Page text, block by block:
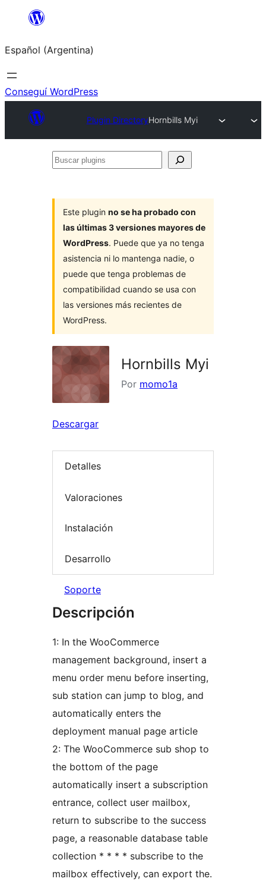
Saltar
contenido
Español (Argentina)
Conseguí WordPress
Plugin DirectoryHornbills Myi
Buscar
Este plugin no se ha probado con
las últimas 3 versiones mayores de
WordPress. Puede que ya no tenga
asistencia ni lo mantenga nadie, o
puede que tenga problemas de
compatibilidad cuando se usa con
las versiones más recientes de
WordPress.
Hornbills Myi
Por momo1a
Descargar
Detalles
Valoraciones
Instalación
Desarrollo
Soporte
Descripción
1: In the WooCommerce
management background, insert a
menu order menu before inserting,
sub station can jump to blog, and
automatically enters the
deployment manual page article
2: The WooCommerce sub shop to
the bottom of the page
automatically insert a subscription
entrance, collect user mailbox,
return to subscribe to the success
page, a reasonable database table
collection * * * * subscribe to the
mailbox effectively, can export the.